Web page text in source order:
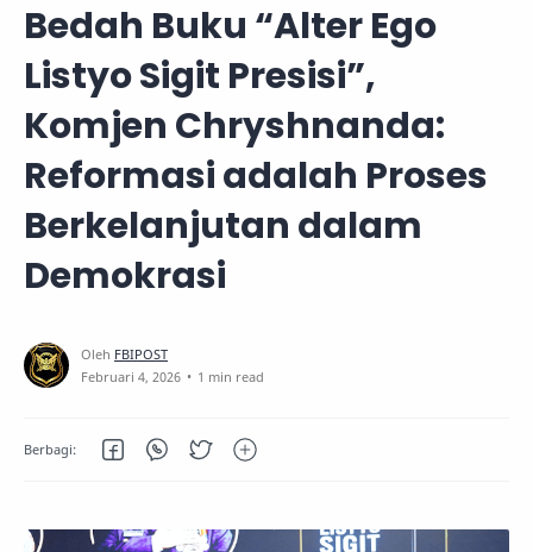
Bedah Buku “Alter Ego
Listyo Sigit Presisi”,
Komjen Chryshnanda:
Reformasi adalah Proses
Berkelanjutan dalam
Demokrasi
1 min read